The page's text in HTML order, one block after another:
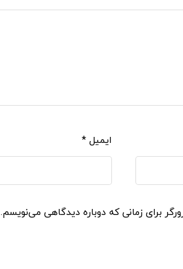
ایمیل *
برای زمانی که دوباره دیدگاهی می‌نویسم.